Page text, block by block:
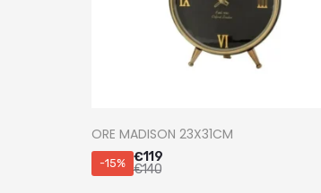
ORE MADISON 23X31CM
-15% €119
€140